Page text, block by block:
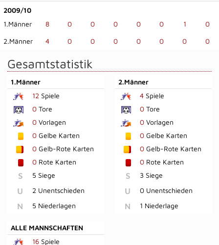
2009/10
1.Männer
8 0 0 0 0 0 1 0
2.Männer 4 0 0 0 0 0 0 0
Gesamtstatistik
1.Männer
12 Spiele
0 Tore
0 Vorlagen
0 Gelbe Karten
0 Gelb-Rote Karten
0 Rote Karten
S 5 Siege
U 2 Unentschieden
N 5 Niederlagen
2.Männer
4Spiele
0Tore
0Vorlagen
0Gelbe Karten
0Gelb-Rote Karten
0Rote Karten
S 3 Siege
U 0 Unentschieden
N 1 Niederlage
ALLE MANNSCHAFTEN
16 Spiele